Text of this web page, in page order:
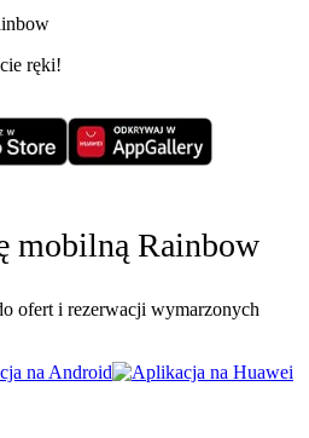
ręki!
mobilną Rainbow
ofert i rezerwacji wymarzonych